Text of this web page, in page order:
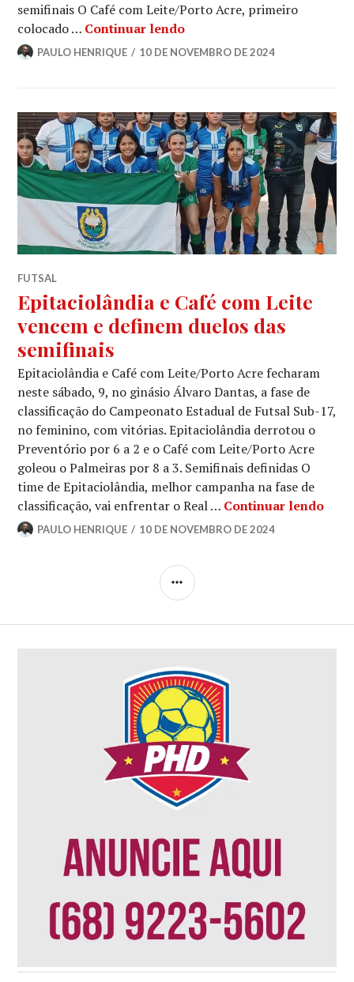
semifinais O Café com Leite/Porto Acre, primeiro
colocado … Continuar lendo
PAULO HENRIQUE 10 DE NOVEMBRO DE 2024
FUTSAL
Epitaciolândia e Café com Leite
vencem e definem duelos das
semifinais
Epitaciolândia e Café com Leite/Porto Acre fecharam
neste sábado, 9, no ginásio Álvaro Dantas, a fase de
classificação do Campeonato Estadual de Futsal Sub-17,
no feminino, com vitórias. Epitaciolândia derrotou o
Preventório por 6 a 2 e o Café com Leite/Porto Acre
goleou o Palmeiras por 8 a 3. Semifinais definidas O
time de Epitaciolândia, melhor campanha na fase de
classificação, vai enfrentar o Real … Continuar lendo
PAULO HENRIQUE 10 DE NOVEMBRO DE 2024